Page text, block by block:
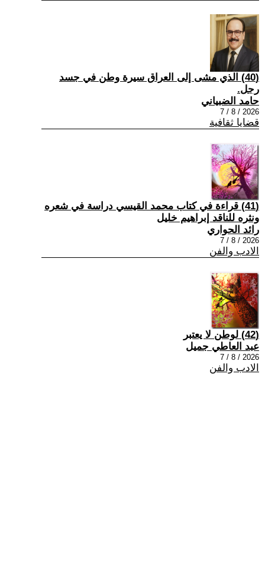
(40) الذي مشى إلى العراق سيرة وطن في جسد
رجل.
حامد الضبياني
2026 / 8 / 7
قضايا ثقافية
(41) قراءة في كتاب محمد القيسي دراسة في شعره
ونثره للناقد إبراهيم خليل
رائد الحواري
2026 / 8 / 7
الادب والفن
(42) لوطن لا يعتبر
عبد العاطي جميل
2026 / 8 / 7
الادب والفن